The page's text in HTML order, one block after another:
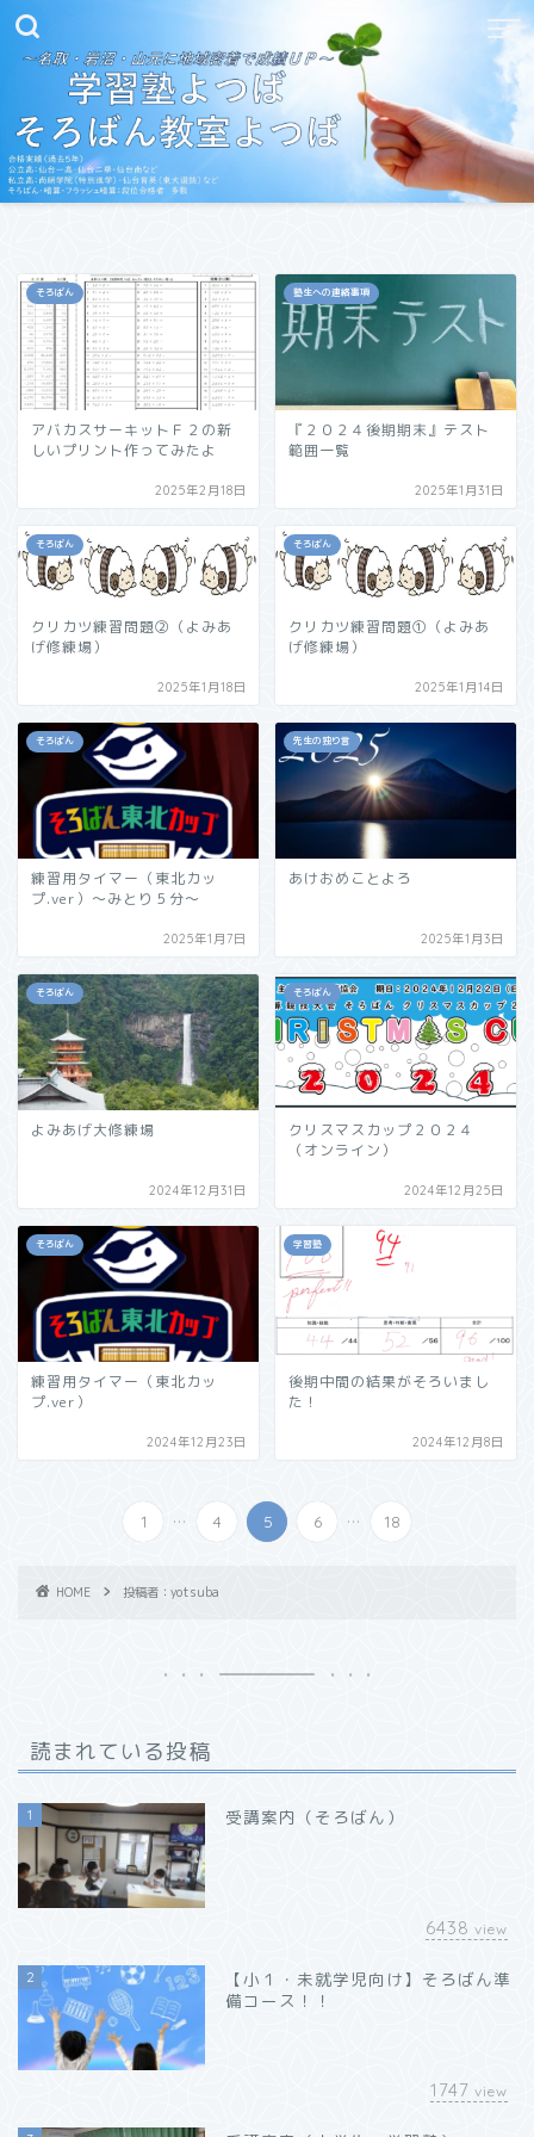
そろばん
アバカスサーキットＦ２の新
しいプリント作ってみたよ
2025年2月18日
塾生への連絡事項
『２０２４後期期末』テスト
範囲一覧
2025年1月31日
そろばん
クリカツ練習問題➁（よみあ
げ修練場）
2025年1月18日
そろばん
クリカツ練習問題➀（よみあ
げ修練場）
2025年1月14日
そろばん
練習用タイマー（東北カッ
プ.ver）～みとり５分～
2025年1月7日
先生の独り言
あけおめことよろ
2025年1月3日
そろばん
よみあげ大修練場
2024年12月31日
そろばん
クリスマスカップ２０２４
（オンライン）
2024年12月25日
そろばん
練習用タイマー（東北カッ
プ.ver）
2024年12月23日
学習塾
後期中間の結果がそろいまし
た！
2024年12月8日
1 ... 4 5 6 ... 18
HOME 投稿者：yotsuba
読まれている投稿
1 受講案内（そろばん）
6438 view
2
【小１・未就学児向け】そろばん準
備コース！！
1747 view